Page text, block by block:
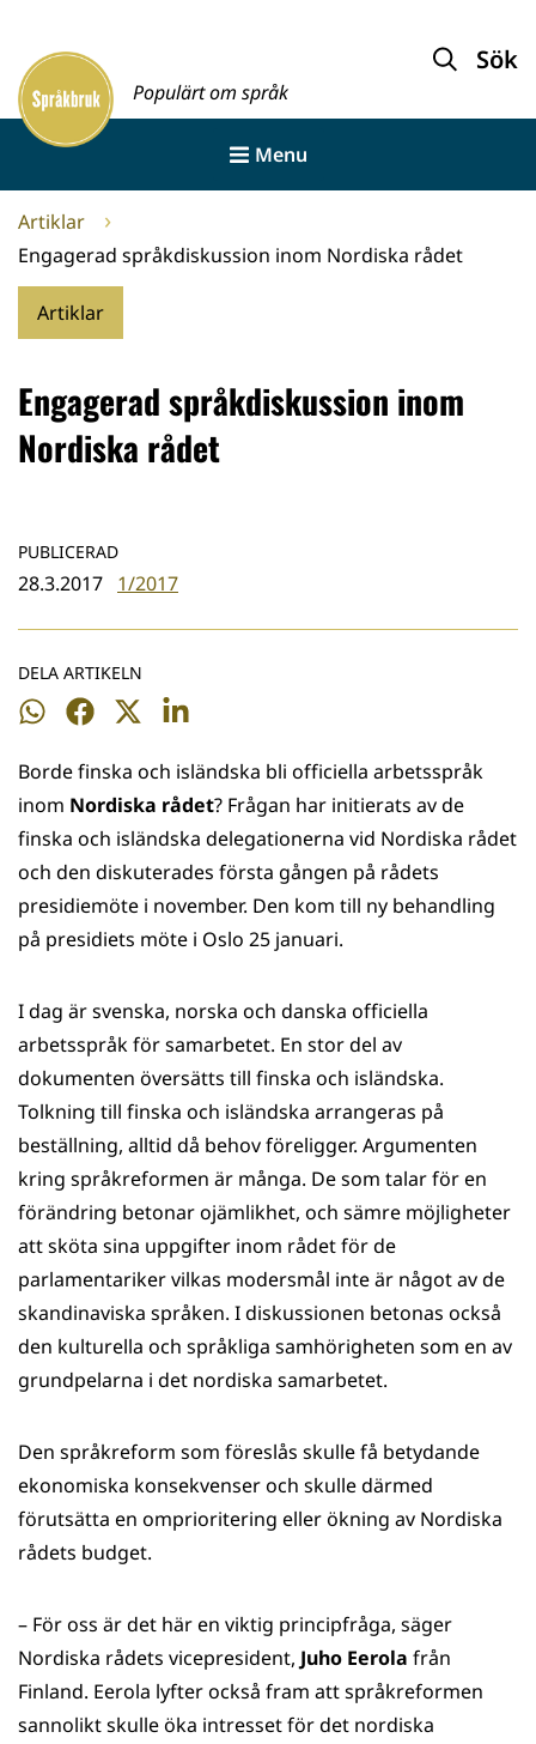
innehållet
Framsida
Populärt om språk
Sök
Menu
Artiklar
Engagerad språkdiskussion inom Nordiska rådet
Artiklar
Engagerad språkdiskussion inom
Nordiska rådet
PUBLICERAD
28.3.2017 1/2017
DELA ARTIKELN
Dela
WhatsApp
Dela
Facebook
Dela
Twitter
Dela
LinkedIn
Borde finska och isländska bli officiella arbetsspråk
inom Nordiska rådet? Frågan har initierats av de
finska och isländska delegationerna vid Nordiska rådet
och den diskuterades första gången på rådets
presidiemöte i november. Den kom till ny behandling
på presidiets möte i Oslo 25 januari.
I dag är svenska, norska och danska officiella
arbetsspråk för samarbetet. En stor del av
dokumenten översätts till finska och isländska.
Tolkning till finska och isländska arrangeras på
beställning, alltid då behov föreligger. Argumenten
kring språkreformen är många. De som talar för en
förändring betonar ojämlikhet, och sämre möjligheter
att sköta sina uppgifter inom rådet för de
parlamentariker vilkas modersmål inte är något av de
skandinaviska språken. I diskussionen betonas också
den kulturella och språkliga samhörigheten som en av
grundpelarna i det nordiska samarbetet.
Den språkreform som föreslås skulle få betydande
ekonomiska konsekvenser och skulle därmed
förutsätta en omprioritering eller ökning av Nordiska
rådets budget.
– För oss är det här en viktig principfråga, säger
Nordiska rådets vicepresident, Juho Eerola från
Finland. Eerola lyfter också fram att språkreformen
sannolikt skulle öka intresset för det nordiska